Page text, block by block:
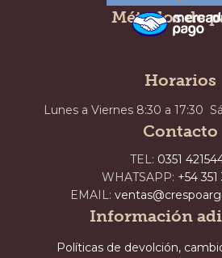
Horarios
Lunes a Viernes 8:30 a 17:30
Contacto
TEL: 0351
WHATSAPP: +54 351
EMAIL:
Información
Políticas de devolción,
Métodos de